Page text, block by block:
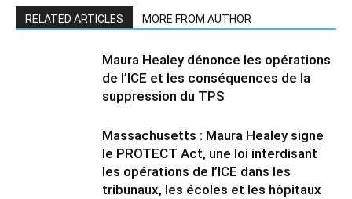
RELATED ARTICLES MORE FROM AUTHOR
Maura Healey dénonce les opérations
de l’ICE et les conséquences de la
suppression du TPS
Massachusetts : Maura Healey signe
le PROTECT Act, une loi interdisant
les opérations de l’ICE dans les
tribunaux, les écoles et les hôpitaux